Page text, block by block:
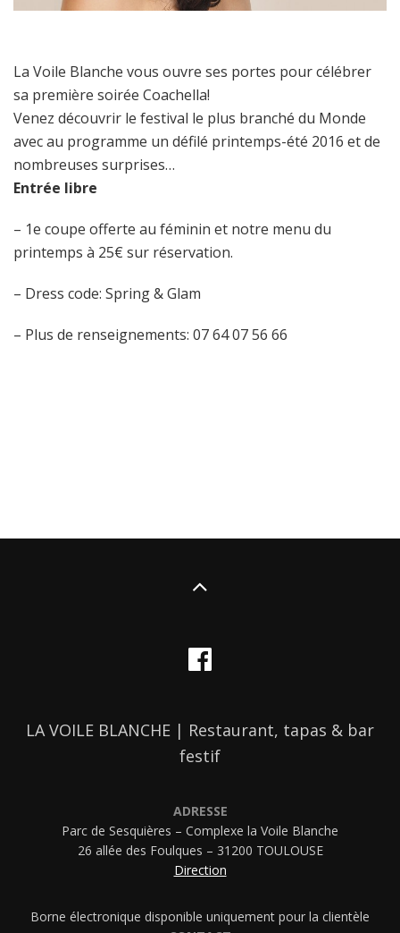
La Voile Blanche vous ouvre ses portes pour célébrer
sa première soirée Coachella!
Venez découvrir le festival le plus branché du Monde
avec au programme un défilé printemps-été 2016 et de
nombreuses surprises…
Entrée libre
– 1e coupe offerte au féminin et notre menu du
printemps à 25€ sur réservation.
– Dress code: Spring & Glam
– Plus de renseignements: 07 64 07 56 66
LA VOILE BLANCHE | Restaurant, tapas & bar
festif
ADRESSE
Parc de Sesquières – Complexe la Voile Blanche
26 allée des Foulques – 31200 TOULOUSE
Direction
Borne électronique disponible uniquement pour la clientèle